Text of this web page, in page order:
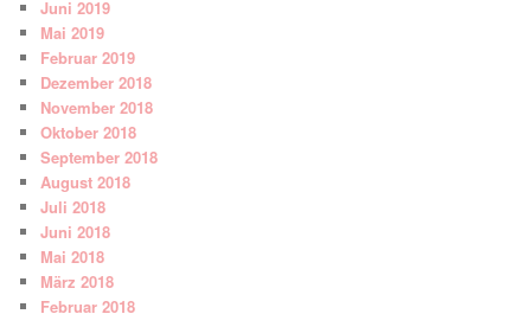
Juni 2019
Mai 2019
Februar 2019
Dezember 2018
November 2018
Oktober 2018
September 2018
August 2018
Juli 2018
Juni 2018
Mai 2018
März 2018
Februar 2018